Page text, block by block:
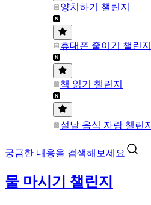
양치하기 챌린지
휴대폰 줄이기 챌린지
책 읽기 챌린지
설날 음식 자랑 챌린지
궁금한 내용을 검색해보세요
물 마시기 챌린지